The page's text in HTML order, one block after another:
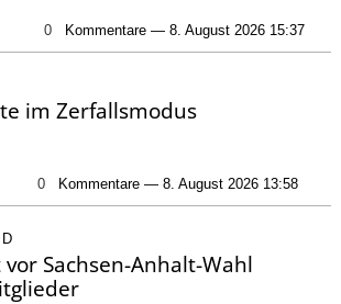
0 Kommentare — 8. August 2026 15:37
im Zerfallsmodus
0 Kommentare — 8. August 2026 13:58
vor Sachsen-Anhalt-Wahl